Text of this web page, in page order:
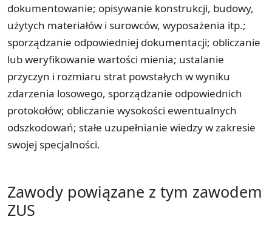
dokumentowanie; opisywanie konstrukcji, budowy,
użytych materiałów i surowców, wyposażenia itp.;
sporządzanie odpowiedniej dokumentacji; obliczanie
lub weryfikowanie wartości mienia; ustalanie
przyczyn i rozmiaru strat powstałych w wyniku
zdarzenia losowego, sporządzanie odpowiednich
protokołów; obliczanie wysokości ewentualnych
odszkodowań; stałe uzupełnianie wiedzy w zakresie
swojej specjalności.
Zawody powiązane z tym zawodem
ZUS